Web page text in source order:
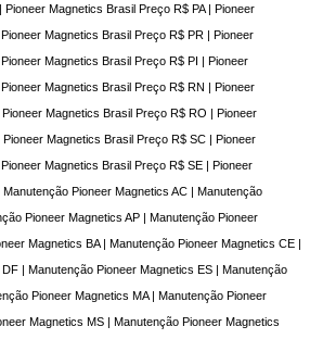
Magnetics Brasil Preço R$ PA | Pioneer
Magnetics Brasil Preço R$ PR | Pioneer
Magnetics Brasil Preço R$ PI | Pioneer
Magnetics Brasil Preço R$ RN | Pioneer
Magnetics Brasil Preço R$ RO | Pioneer
Magnetics Brasil Preço R$ SC | Pioneer
Magnetics Brasil Preço R$ SE | Pioneer
Pioneer Magnetics AC | Manutenção
Pioneer Magnetics AP | Manutenção Pioneer
Magnetics BA | Manutenção Pioneer Magnetics CE |
| Manutenção Pioneer Magnetics ES | Manutenção
Pioneer Magnetics MA | Manutenção Pioneer
Magnetics MS | Manutenção Pioneer Magnetics